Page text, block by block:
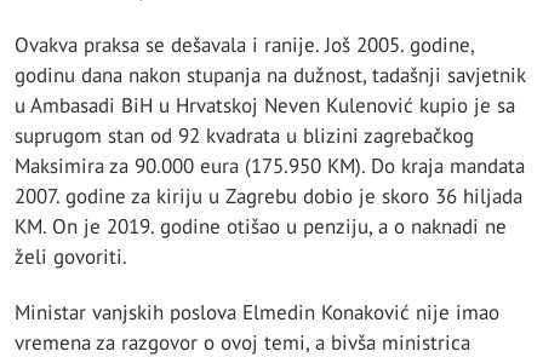
Ovakva praksa se dešavala i ranije. Još 2005. godine,
godinu dana nakon stupanja na dužnost, tadašnji savjetnik
u Ambasadi BiH u Hrvatskoj Neven Kulenović kupio je sa
suprugom stan od 92 kvadrata u blizini zagrebačkog
Maksimira za 90.000 eura (175.950 KM). Do kraja mandata
2007. godine za kiriju u Zagrebu dobio je skoro 36 hiljada
KM. On je 2019. godine otišao u penziju, a o naknadi ne
želi govoriti.
Ministar vanjskih poslova Elmedin Konaković nije imao
vremena za razgovor o ovoj temi, a bivša ministrica